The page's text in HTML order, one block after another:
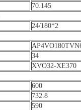
70.145
24/180*2
34
XVO32-XE370
600
732.8
590